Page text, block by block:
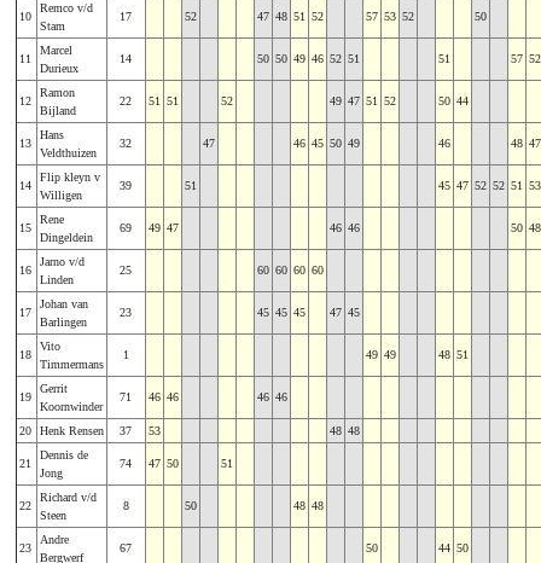
10
Remco v/d
Stam
17 52 47 48 51 52 57 53 52 50
11
Marcel
Durieux
14 50 50 49 46 52 51 51 57 52
12
Ramon
Bijland
22 51 51 52 49 47 51 52 50 44
13
Hans
Veldthuizen
32 47 46 45 50 49 46 48 47
14
Flip kleyn v
Willigen
39 51 45 47 52 52 51 53
15
Rene
Dingeldein
69 49 47 46 46 50 48
16
Jarno v/d
Linden
25 60 60 60 60
17
Johan van
Barlingen
23 45 45 45 47 45
18
Vito
Timmermans
1 49 49 48 51
19
Gerrit
Koornwinder
71 46 46 46 46
20 Henk Rensen 37 53 48 48
21
Dennis de
Jong
74 47 50 51
22
Richard v/d
Steen
8 50 48 48
23
Andre
Bergwerf
67 50 44 50